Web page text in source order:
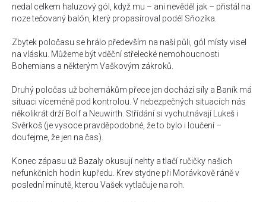
nedal celkem haluzový gól, když mu – ani nevěděl jak – přistál na
noze tečovaný balón, který propasíroval podél Sňozíka.
Zbytek poločasu se hrálo především na naší půli, gól místy visel
na vlásku. Můžeme být vděční střelecké nemohoucnosti
Bohemians a některým Vaškovým zákroků.
Druhý poločas už bohemákům přece jen dochází síly a Baník má
situaci víceméně pod kontrolou. V nebezpečných situacích nás
několikrát drží Bolf a Neuwirth. Střídání si vychutnávají Lukeš i
Svěrkoš (je vysoce pravděpodobné, že to bylo i loučení –
doufejme, že jen na čas).
Konec zápasu už Bazaly okusují nehty a tlačí ručičky našich
nefunkčních hodin kupředu. Krev stydne při Morávkově ráně v
poslední minutě, kterou Vašek vytlačuje na roh.